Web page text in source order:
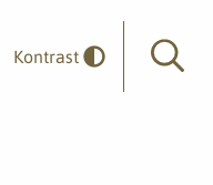
Kontrast